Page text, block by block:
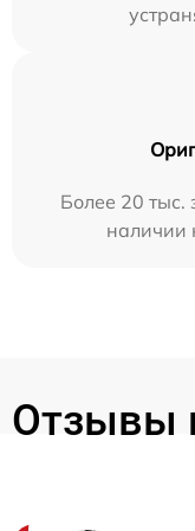
Более 20 тыс.
наличии
Отзывы